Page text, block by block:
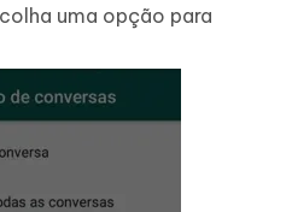
uma opção para